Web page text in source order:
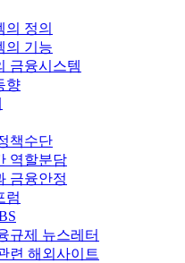
의 정의
의 기능
금융시스템
향
책수단
역할분담
금융안정
럼
규제 뉴스레터
련 해외사이트